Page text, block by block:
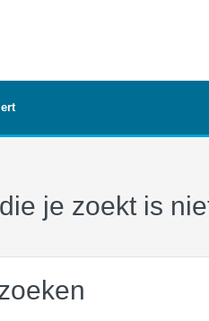
je zoekt is